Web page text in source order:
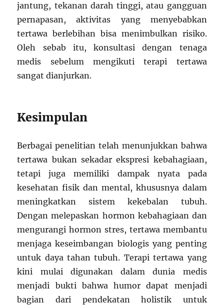
jantung, tekanan darah tinggi, atau gangguan
pernapasan, aktivitas yang menyebabkan
tertawa berlebihan bisa menimbulkan risiko.
Oleh sebab itu, konsultasi dengan tenaga
medis sebelum mengikuti terapi tertawa
sangat dianjurkan.
Kesimpulan
Berbagai penelitian telah menunjukkan bahwa
tertawa bukan sekadar ekspresi kebahagiaan,
tetapi juga memiliki dampak nyata pada
kesehatan fisik dan mental, khususnya dalam
meningkatkan sistem kekebalan tubuh.
Dengan melepaskan hormon kebahagiaan dan
mengurangi hormon stres, tertawa membantu
menjaga keseimbangan biologis yang penting
untuk daya tahan tubuh. Terapi tertawa yang
kini mulai digunakan dalam dunia medis
menjadi bukti bahwa humor dapat menjadi
bagian dari pendekatan holistik untuk